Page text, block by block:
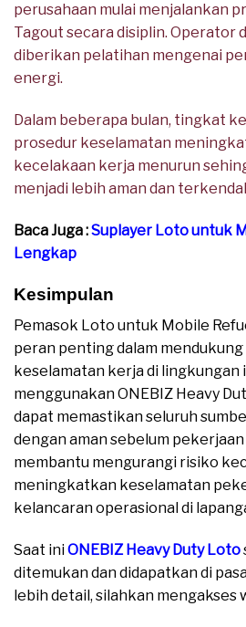
perusahaan mulai menjalankan
Tagout secara disiplin. Operator
diberikan pelatihan mengenai
energi.
Dalam beberapa bulan, tingkat
prosedur keselamatan
kecelakaan kerja menurun
menjadi lebih aman dan
Baca Juga :Suplayer Loto untuk
Lengkap
Kesimpulan
Pemasok Loto untuk Mobile
peran penting dalam
keselamatan kerja di lingkungan
menggunakan ONEBIZ Heavy
dapat memastikan seluruh
dengan aman sebelum
membantu mengurangi risiko
meningkatkan keselamatan
kelancaran operasional di
Saat iniONEBIZ Heavy Duty Loto
ditemukan dan didapatkan di
lebih detail, silahkan mengakses